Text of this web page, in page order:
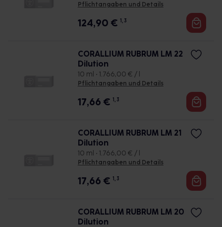
Pflichtangaben und Details
124,90 € 1, 3
CORALLIUM RUBRUM LM 22
Dilution
10 ml • 1.766,00 € / l
Pflichtangaben und Details
17,66 € 1, 3
CORALLIUM RUBRUM LM 21
Dilution
10 ml • 1.766,00 € / l
Pflichtangaben und Details
17,66 € 1, 3
CORALLIUM RUBRUM LM 20
Dilution